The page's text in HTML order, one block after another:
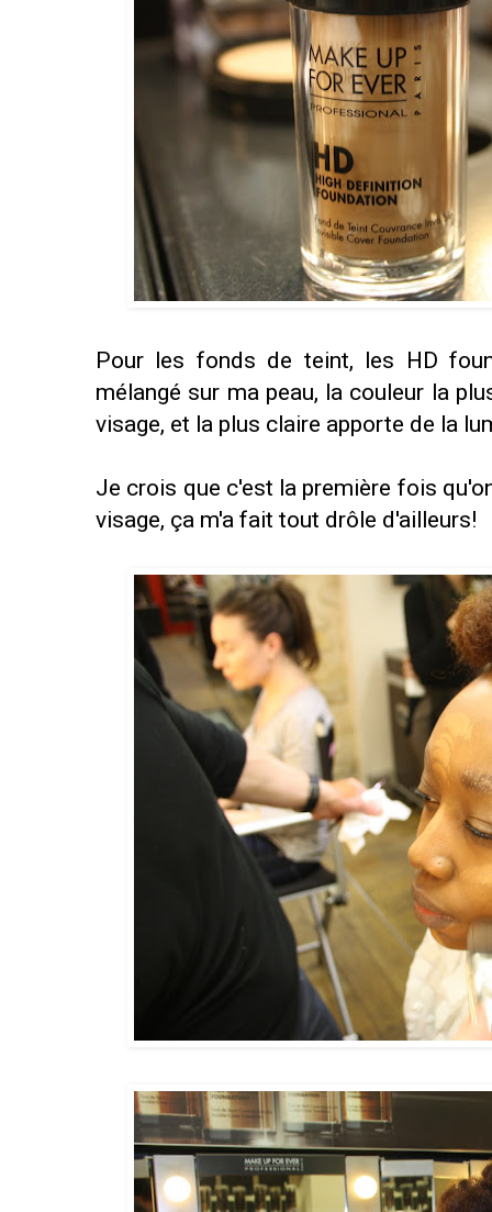
Pour les fonds de teint, les HD
mélangé sur ma peau, la couleur la
visage, et la plus claire apporte de la
Je crois que c'est la première fois
visage, ça m'a fait tout drôle d'ailleurs!